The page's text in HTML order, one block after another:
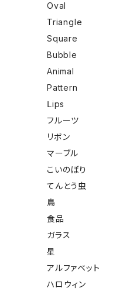
Oval
Triangle
Square
Bubble
Animal
Pattern
Ⅼips
フルーツ
リボン
マーブル
こいのぼり
てんとう虫
鳥
食品
ガラス
星
アルファベット
ハロウィン